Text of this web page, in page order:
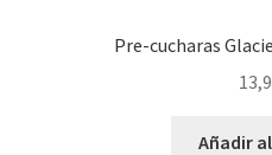
Pre-cucharas
Añadir